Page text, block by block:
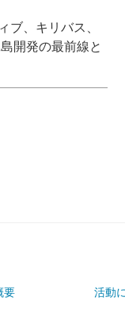
ブ、キリバス、
開発の最前線と
要 活動